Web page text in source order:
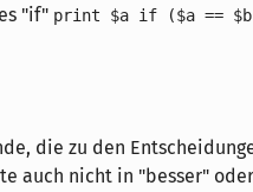
"if" print $a if ($a ==
die zu den
auch nicht in "besser"